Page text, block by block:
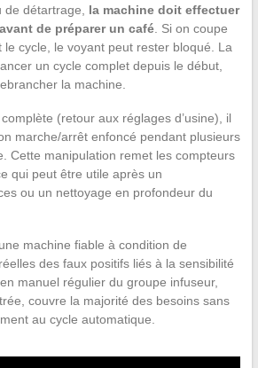
de détartrage, la machine doit effectuer
de préparer un café. Si on coupe
le cycle, le voyant peut rester bloqué. La
un cycle complet depuis le début,
la machine.
(retour aux réglages d’usine), il
marche/arrêt enfoncé pendant plusieurs
Cette manipulation remet les compteurs
qui peut être utile après un
ou un nettoyage en profondeur du
machine fiable à condition de
des faux positifs liés à la sensibilité
manuel régulier du groupe infuseur,
couvre la majorité des besoins sans
au cycle automatique.